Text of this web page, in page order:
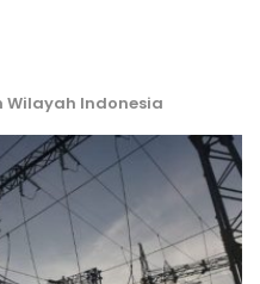
Wilayah Indonesia